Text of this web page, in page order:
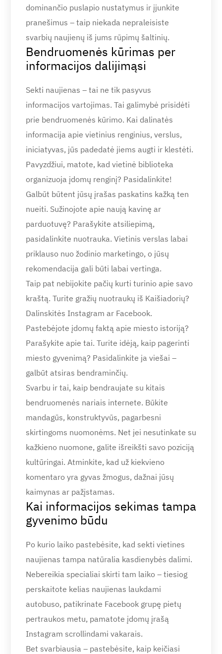
dominančio puslapio nustatymus ir įjunkite
pranešimus – taip niekada nepraleisiste
svarbių naujienų iš jums rūpimų šaltinių.
Bendruomenės kūrimas per
informacijos dalijimąsi
Sekti naujienas – tai ne tik pasyvus
informacijos vartojimas. Tai galimybė prisidėti
prie bendruomenės kūrimo. Kai dalinatės
informacija apie vietinius renginius, verslus,
iniciatyvas, jūs padedatė jiems augti ir klestėti.
Pavyzdžiui, matote, kad vietinė biblioteka
organizuoja įdomų renginį? Pasidalinkite!
Galbūt būtent jūsų įrašas paskatins kažką ten
nueiti. Sužinojote apie naują kavinę ar
parduotuvę? Parašykite atsiliepimą,
pasidalinkite nuotrauka. Vietinis verslas labai
priklauso nuo žodinio marketingo, o jūsų
rekomendacija gali būti labai vertinga.
Taip pat nebijokite pačių kurti turinio apie savo
kraštą. Turite gražių nuotraukų iš Kaišiadorių?
Dalinskitės Instagram ar Facebook.
Pastebėjote įdomų faktą apie miesto istoriją?
Parašykite apie tai. Turite idėją, kaip pagerinti
miesto gyvenimą? Pasidalinkite ja viešai –
galbūt atsiras bendraminčių.
Svarbu ir tai, kaip bendraujate su kitais
bendruomenės nariais internete. Būkite
mandagūs, konstruktyvūs, pagarbesni
skirtingoms nuomonėms. Net jei nesutinkate su
kažkieno nuomone, galite išreikšti savo poziciją
kultūringai. Atminkite, kad už kiekvieno
komentaro yra gyvas žmogus, dažnai jūsų
kaimynas ar pažįstamas.
Kai informacijos sekimas tampa
gyvenimo būdu
Po kurio laiko pastebėsite, kad sekti vietines
naujienas tampa natūralia kasdienybės dalimi.
Nebereikia specialiai skirti tam laiko – tiesiog
perskaitote kelias naujienas laukdami
autobuso, patikrinate Facebook grupę pietų
pertraukos metu, pamatote įdomų įrašą
Instagram scrollindami vakarais.
Bet svarbiausia – pastebėsite, kaip keičiasi